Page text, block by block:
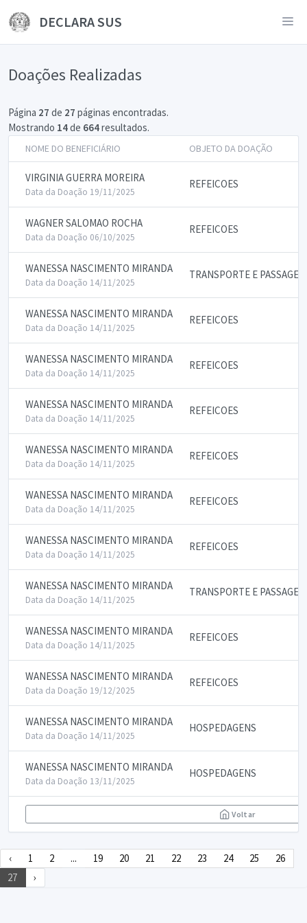
DECLARA SUS
Doações Realizadas
Página 27 de 27 páginas encontradas.
Mostrando 14de 664resultados.
NOME DO BENEFICIÁRIO OBJETO DA DOAÇÃO
VIRGINIA GUERRA MOREIRA
Data da Doação 19/11/2025
REFEICOES
WAGNER SALOMAO ROCHA
Data da Doação 06/10/2025
REFEICOES
WANESSA NASCIMENTO MIRANDA
Data da Doação 14/11/2025
TRANSPORTE E
WANESSA NASCIMENTO MIRANDA
Data da Doação 14/11/2025
REFEICOES
WANESSA NASCIMENTO MIRANDA
Data da Doação 14/11/2025
REFEICOES
WANESSA NASCIMENTO MIRANDA
Data da Doação 14/11/2025
REFEICOES
WANESSA NASCIMENTO MIRANDA
Data da Doação 14/11/2025
REFEICOES
WANESSA NASCIMENTO MIRANDA
Data da Doação 14/11/2025
REFEICOES
WANESSA NASCIMENTO MIRANDA
Data da Doação 14/11/2025
REFEICOES
WANESSA NASCIMENTO MIRANDA
Data da Doação 14/11/2025
TRANSPORTE E
WANESSA NASCIMENTO MIRANDA
Data da Doação 14/11/2025
REFEICOES
WANESSA NASCIMENTO MIRANDA
Data da Doação 19/12/2025
REFEICOES
WANESSA NASCIMENTO MIRANDA
Data da Doação 14/11/2025
HOSPEDAGENS
WANESSA NASCIMENTO MIRANDA
Data da Doação 13/11/2025
HOSPEDAGENS
Voltar
‹ 1 2 ... 19 20 21 22 23 24 25
26
27
›